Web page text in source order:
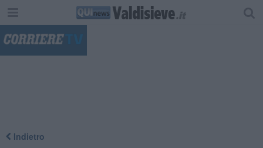
Indietro